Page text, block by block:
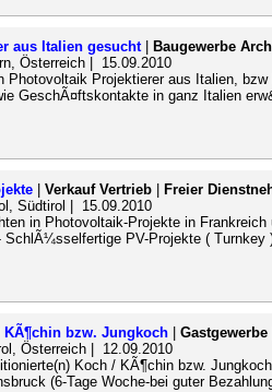
aus Italien gesucht| Baugewerbe
Österreich | 15.09.2010
Photovoltaik Projektierer aus Italien,
GeschÃ¤ftskontakte in ganz Italien
Verkauf Vertrieb
Freier
Südtirol | 15.09.2010
in Photovoltaik-Projekte in
SchlÃ¼sselfertige PV-Projekte ( Turnkey
bzw. Jungkoch Gastgewerbe
Österreich | 12.09.2010
Koch / KÃ¶chin bzw.
(6-Tage Woche-bei guter